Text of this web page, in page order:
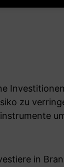
zu
in